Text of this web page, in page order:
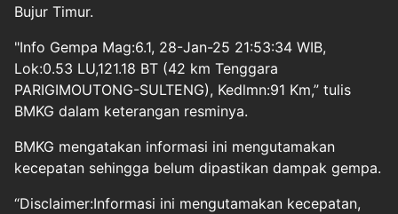
Bujur Timur.
"Info Gempa Mag:6.1, 28-Jan-25 21:53:34 WIB,
Lok:0.53 LU,121.18 BT (42 km Tenggara
PARIGIMOUTONG-SULTENG), Kedlmn:91 Km,” tulis
BMKG dalam keterangan resminya.
BMKG mengatakan informasi ini mengutamakan
kecepatan sehingga belum dipastikan dampak gempa.
“Disclaimer:Informasi ini mengutamakan kecepatan,